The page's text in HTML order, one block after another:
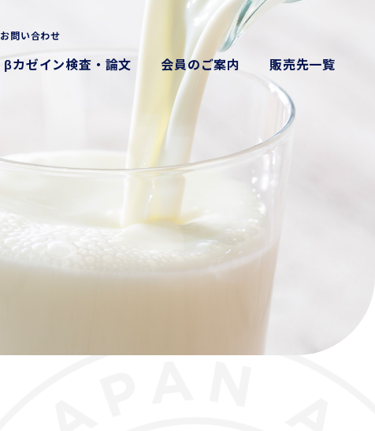
お問い合わせ
βカゼイン検査・論文 会員のご案内 販売先一覧